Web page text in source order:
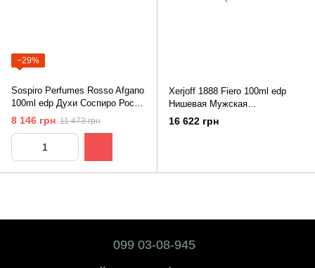
−29%
Sospiro Perfumes Rosso Afgano
100ml edp Духи Соспиро Россо
Афгано
8 146 грн 11 473 грн
Xerjoff 1888 Fiero 100ml edp
Нишевая Мужская
Парфюмерная Вода
Ксерджофф Фиеро
16 622 грн
099 03-08-945